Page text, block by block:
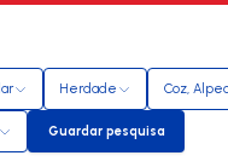
inicial
Herdade Coz,
Guardar pesquisa
Guardar pesquisa